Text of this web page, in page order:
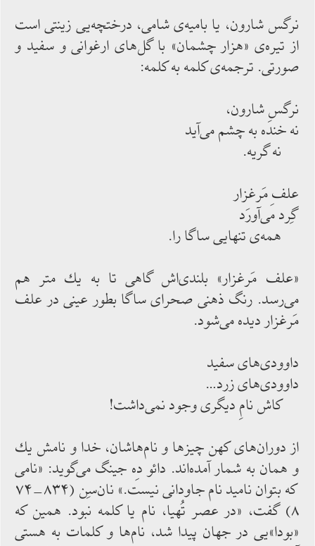
نرگس شارون، یا بامیه‌‌ی شامی، درختچه‌‌یی زینتی است
از تیره‌‌ی «هزار چشمان» با گل‌‌های ارغوانی و سفید و
صورتی. ترجمه‌‌ی كلمه به كلمه:
نرگسِ شارون،
نه خنده به ‌‌چشم ‌‌می‌‌آید
نه گریه.
علفِ مَرغزار
گِرد می‌‌آورَد
همه‌‌ی تنهایی ساگا را.
«علف مَرغزار» بلندی‌‌اش گاهی تا به یك متر هم
می‌‌رسد. رنگ ذهنی صحرای ساگا بطور عینی در علف
مَرغزار دیده‌‌ می‌‌شود.
داوودی‌‌های سفید
داوودی‌‌های زرد…
كاش نامِ دیگری وجود نمی‌‌داشت!
از دوران‌‌های كهن چیزها و نام‌‌هاشان، خدا و نامش یك
و همان به ‌‌شمار آمده‌‌اند. دائو دِه جینگ می‌‌گوید: «نامی
كه بتوان نامید نام جاودانی نیست.» نان‌‌سِن (۸۳۴-۷۴
۸) گفت، «در عصر تُهیا، نام یا كلمه نبود. همین كه
«بودا»یی در جهان پیدا شد، نام‌‌ها و كلمات به ‌‌هستی